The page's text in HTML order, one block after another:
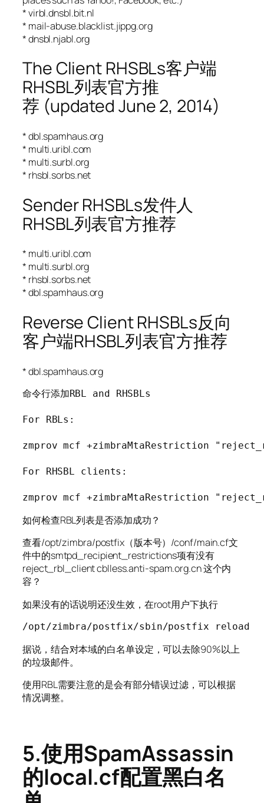
* virbl.dnsbl.bit.nl
* mail-abuse.blacklist.jippg.org
* dnsbl.njabl.org
The Client RHSBLs客户端
RHSBL列表官方推
荐 (updated June 2, 2014)
* dbl.spamhaus.org
* multi.uribl.com
* multi.surbl.org
* rhsbl.sorbs.net
Sender RHSBLs发件人
RHSBL列表官方推荐
* multi.uribl.com
* multi.surbl.org
* rhsbl.sorbs.net
* dbl.spamhaus.org
Reverse Client RHSBLs反向
客户端RHSBL列表官方推荐
* dbl.spamhaus.org
命令行添加RBL and RHSBLs
For RBLs:
zmprov mcf +zimbraMtaRestriction
For RHSBL clients:
zmprov mcf +zimbraMtaRestriction
如何检查RBL列表是否添加成功？
查看/opt/zimbra/postfix（版本号）/conf/main.cf文
件中的smtpd_recipient_restrictions项有没有
reject_rbl_client cblless.anti-spam.org.cn 这个内
容？
如果没有的话说明还没生效，在root用户下执行
/opt/zimbra/postfix/sbin/postfix reload
据说，结合对本域的白名单设定，可以去除90%以上
的垃圾邮件。
使用RBL需要注意的是会有部分错误过滤，可以根据
情况调整。
5.使用SpamAssassin
的local.cf配置黑白名